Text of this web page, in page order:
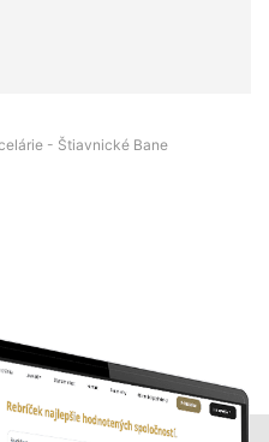
- Štiavnické Bane